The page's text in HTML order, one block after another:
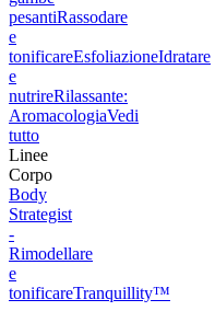
pesantiRassodare
e
tonificareEsfoliazioneIdratare
e
nutrireRilassante:
AromacologiaVedi
tutto
Linee
Corpo
Body
Strategist
-
Rimodellare
e
tonificareTranquillity™